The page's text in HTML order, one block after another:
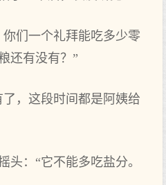
们一个礼拜能吃多少零
还有没有？”
，这段时间都是阿姨给
头：“它不能多吃盐分。